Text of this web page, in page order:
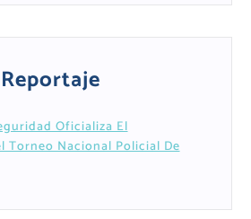
Reportaje
Oficializa El
Torneo Nacional Policial De